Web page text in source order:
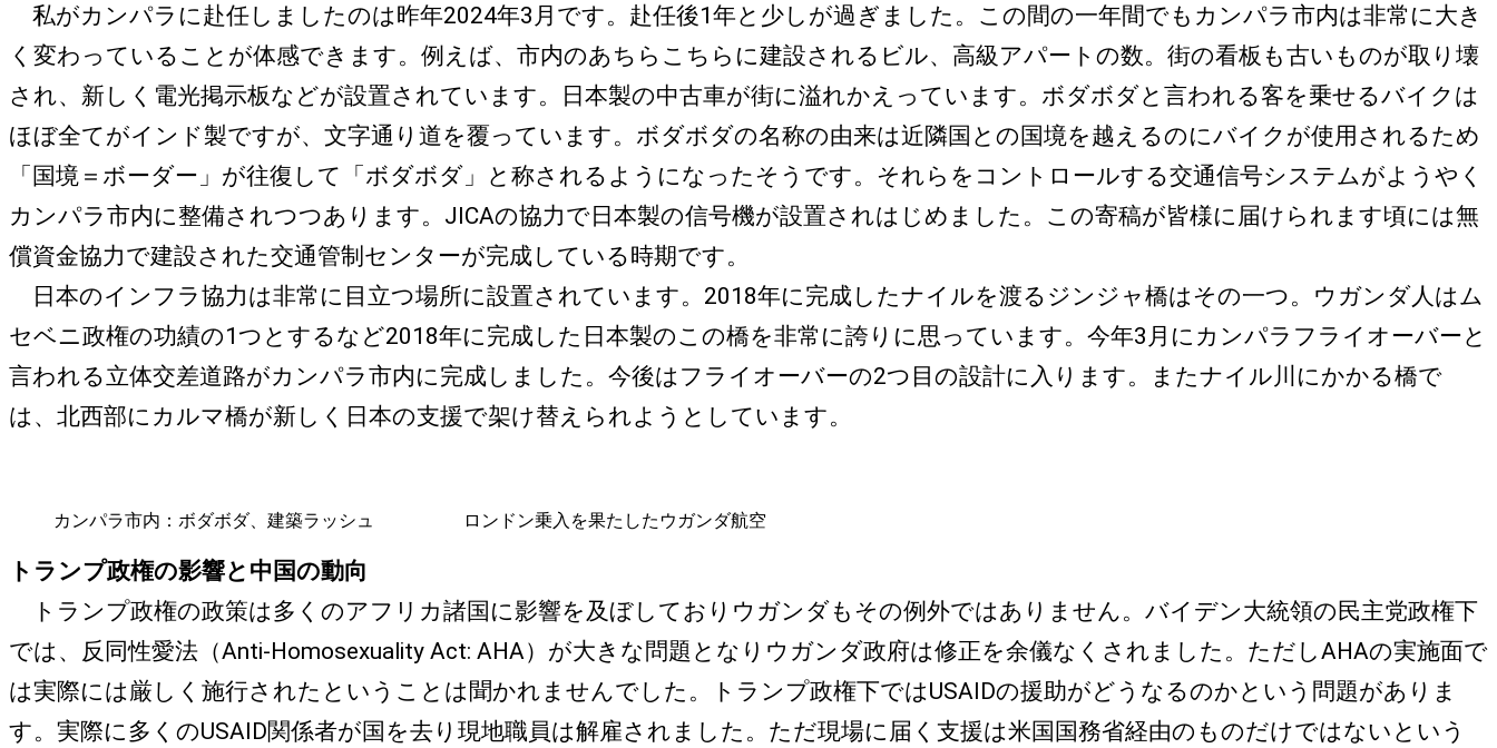
私がカンパラに赴任しましたのは昨年2024年3月です。赴任後1年と少しが過ぎました。この間の一年間でもカンパラ市内は非常に大き
く変わっていることが体感できます。例えば、市内のあちらこちらに建設されるビル、高級アパートの数。街の看板も古いものが取り壊
され、新しく電光掲示板などが設置されています。日本製の中古車が街に溢れかえっています。ボダボダと言われる客を乗せるバイクは
ほぼ全てがインド製ですが、文字通り道を覆っています。ボダボダの名称の由来は近隣国との国境を越えるのにバイクが使用されるため
「国境＝ボーダー」が往復して「ボダボダ」と称されるようになったそうです。それらをコントロールする交通信号システムがようやく
カンパラ市内に整備されつつあります。JICAの協力で日本製の信号機が設置されはじめました。この寄稿が皆様に届けられます頃には無
償資金協力で建設された交通管制センターが完成している時期です。
日本のインフラ協力は非常に目立つ場所に設置されています。2018年に完成したナイルを渡るジンジャ橋はその一つ。ウガンダ人はム
セベニ政権の功績の1つとするなど2018年に完成した日本製のこの橋を非常に誇りに思っています。今年3月にカンパラフライオーバーと
言われる立体交差道路がカンパラ市内に完成しました。今後はフライオーバーの2つ目の設計に入ります。またナイル川にかかる橋で
は、北西部にカルマ橋が新しく日本の支援で架け替えられようとしています。
カンパラ市内：ボダボダ、建築ラッシュ ロンドン乗入を果たしたウガンダ航空
トランプ政権の影響と中国の動向
トランプ政権の政策は多くのアフリカ諸国に影響を及ぼしておりウガンダもその例外ではありません。バイデン大統領の民主党政権下
では、反同性愛法（Anti-Homosexuality Act: AHA）が大きな問題となりウガンダ政府は修正を余儀なくされました。ただしAHAの実施面で
は実際には厳しく施行されたということは聞かれませんでした。トランプ政権下ではUSAIDの援助がどうなるのかという問題がありま
す。実際に多くのUSAID関係者が国を去り現地職員は解雇されました。ただ現場に届く支援は米国国務省経由のものだけではないという